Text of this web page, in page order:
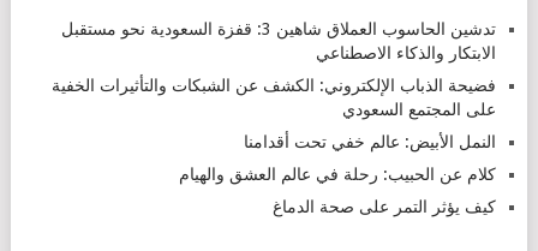
تدشين الحاسوب العملاق شاهين 3: قفزة السعودية نحو مستقبل
الابتكار والذكاء الاصطناعي
فضيحة الذباب الإلكتروني: الكشف عن الشبكات والتأثيرات الخفية
على المجتمع السعودي
النمل الأبيض: عالم خفي تحت أقدامنا
كلام عن الحبيب: رحلة في عالم العشق والهيام
كيف يؤثر التمر على صحة الدماغ